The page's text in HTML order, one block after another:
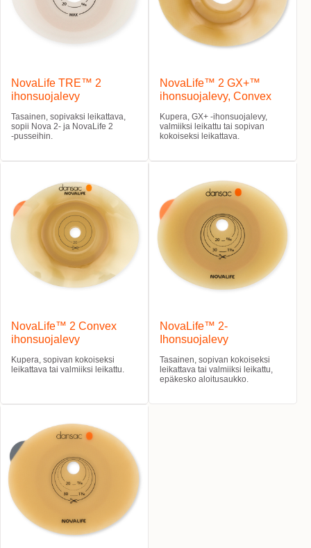
NovaLife TRE™ 2
ihonsuojalevy
Tasainen, sopivaksi leikattava,
sopii Nova 2- ja NovaLife 2
‑pusseihin.
NovaLife™ 2 GX+™
ihonsuojalevy, Convex
Kupera, GX+ -ihonsuojalevy,
valmiiksi leikattu tai sopivan
kokoiseksi leikattava.
NovaLife™ 2 Convex
ihonsuojalevy
Kupera, sopivan kokoiseksi
leikattava tai valmiiksi leikattu.
NovaLife™ 2-
Ihonsuojalevy
Tasainen, sopivan kokoiseksi
leikattava tai valmiiksi leikattu,
epäkesko aloitusaukko.